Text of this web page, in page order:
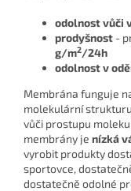
odolnost vůči
prodyšnost -
g/m2/24h
odolnost v
Membrána funguje
molekulární
vůči prostupu
membrány je nízká
vyrobit produkty
sportovce,
dostatečně odolné